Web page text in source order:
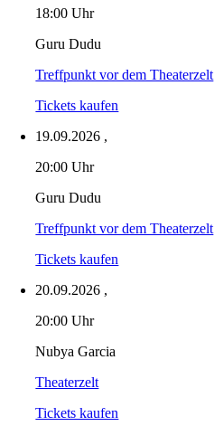
18:00 Uhr
Guru Dudu
Treffpunkt vor dem Theaterzelt
Tickets kaufen
19.09.2026 ,
20:00 Uhr
Guru Dudu
Treffpunkt vor dem Theaterzelt
Tickets kaufen
20.09.2026 ,
20:00 Uhr
Nubya Garcia
Theaterzelt
Tickets kaufen